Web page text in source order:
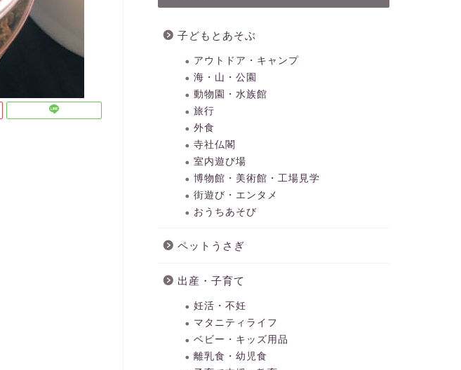
子どもとあそぶ
アウトドア・キャンプ
海・山・公園
動物園・水族館
旅行
外食
寺社仏閣
室内遊び場
博物館・美術館・工場見学
街遊び・エンタメ
おうちあそび
ペットうさぎ
出産・子育て
妊活・不妊
マタニティライフ
ベビー・キッズ用品
離乳食・幼児食